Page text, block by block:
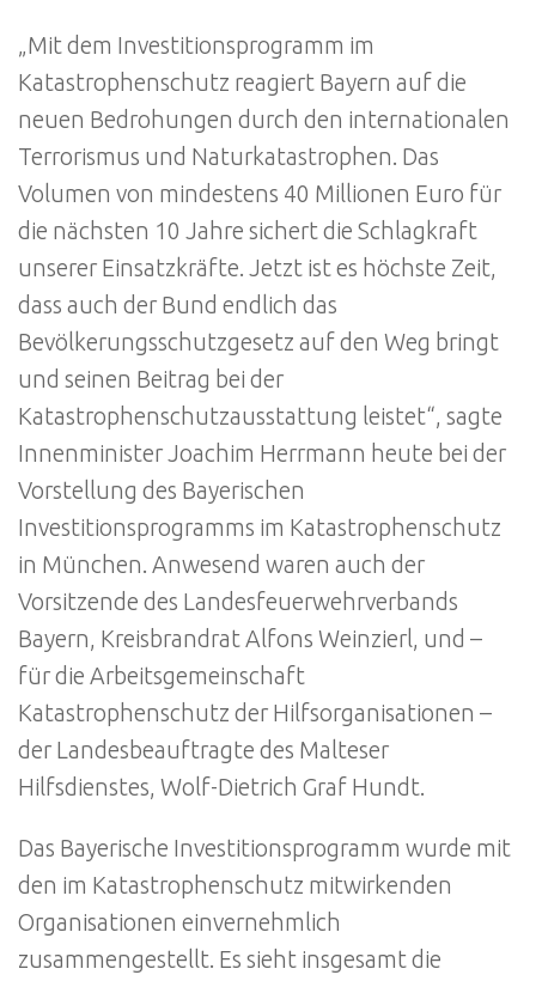
„Mit dem Investitionsprogramm im
Katastrophenschutz reagiert Bayern auf die
neuen Bedrohungen durch den internationalen
Terrorismus und Naturkatastrophen. Das
Volumen von mindestens 40 Millionen Euro für
die nächsten 10 Jahre sichert die Schlagkraft
unserer Einsatzkräfte. Jetzt ist es höchste Zeit,
dass auch der Bund endlich das
Bevölkerungsschutzgesetz auf den Weg bringt
und seinen Beitrag bei der
Katastrophenschutzausstattung leistet“, sagte
Innenminister Joachim Herrmann heute bei der
Vorstellung des Bayerischen
Investitionsprogramms im Katastrophenschutz
in München. Anwesend waren auch der
Vorsitzende des Landesfeuerwehrverbands
Bayern, Kreisbrandrat Alfons Weinzierl, und –
für die Arbeitsgemeinschaft
Katastrophenschutz der Hilfsorganisationen –
der Landesbeauftragte des Malteser
Hilfsdienstes, Wolf-Dietrich Graf Hundt.
Das Bayerische Investitionsprogramm wurde mit
den im Katastrophenschutz mitwirkenden
Organisationen einvernehmlich
zusammengestellt. Es sieht insgesamt die